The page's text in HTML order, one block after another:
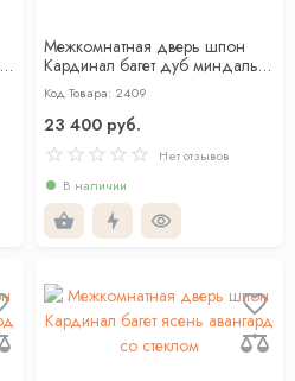
Межкомнатная дверь шпон
Кардинал багет дуб миндаль
со стеклом
Код Товара: 2409
23 400 руб.
Нет отзывов
В наличии